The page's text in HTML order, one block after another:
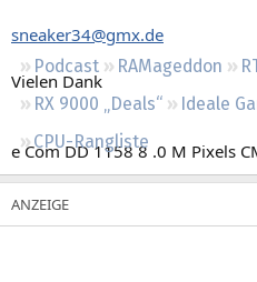
Podcast RAMageddon
RX 9000 „Deals“
Ideale
CPU-Rangliste
sneaker34@gmx.de
Vielen Dank
e Com DD 1158 8 .0 M Pixels